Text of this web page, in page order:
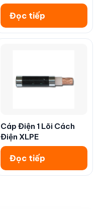
Đọc tiếp
Cáp Điện 1 Lõi Cách
Điện XLPE
Đọc tiếp